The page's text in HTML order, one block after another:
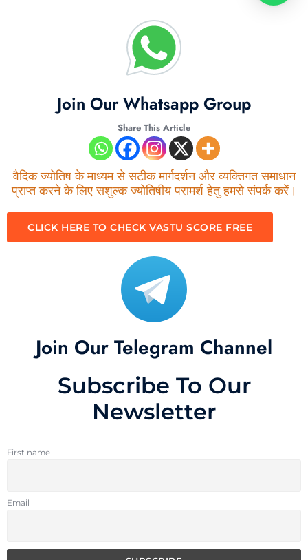
Join Our Whatsapp Group
Share This Article
वैदिक ज्योतिष के माध्यम से सटीक मार्गदर्शन और व्यक्तिगत समाधान
प्राप्त करने के लिए सशुल्क ज्योतिषीय परामर्श हेतु हमसे संपर्क करें।
CLICK HERE TO CHECK VASTU SCORE FREE
Join Our Telegram Channel
Subscribe To Our
Newsletter
First name
Email